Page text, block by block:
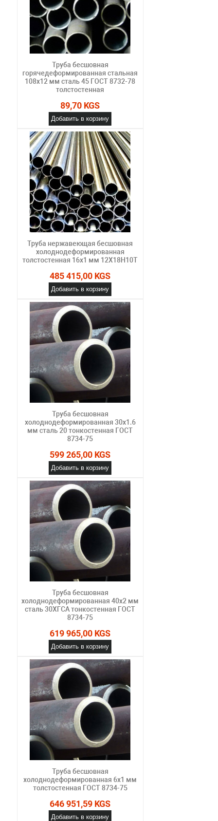
Труба бесшовная
горячедеформированная стальная
108х12 мм сталь 45 ГОСТ 8732-78
толстостенная
89,70 KGS
Добавить в корзину
Труба нержавеющая бесшовная
холоднодеформированная
толстостенная 16х1 мм 12Х18Н10Т
485 415,00 KGS
Добавить в корзину
Труба бесшовная
холоднодеформированная 30х1.6
мм сталь 20 тонкостенная ГОСТ
8734-75
599 265,00 KGS
Добавить в корзину
Труба бесшовная
холоднодеформированная 40х2 мм
сталь 30ХГСА тонкостенная ГОСТ
8734-75
619 965,00 KGS
Добавить в корзину
Труба бесшовная
холоднодеформированная 6х1 мм
толстостенная ГОСТ 8734-75
646 951,59 KGS
Добавить в корзину